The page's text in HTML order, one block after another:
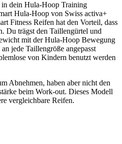
dein Hula-Hoop Training
Hula-Hoop von Swiss activa+
Fitness Reifen hat den Vorteil, dass
Du trägst den Taillengürtel und
mit der Hula-Hoop Bewegung
jede Taillengröße angepasst
von Kindern benutzt werden
Abnehmen, haben aber nicht den
beim Work-out. Dieses Modell
vergleichbare Reifen.